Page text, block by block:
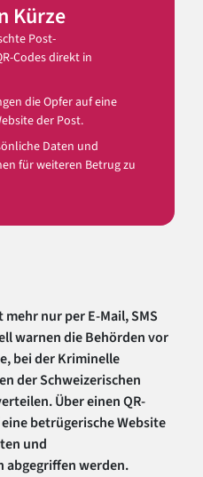
Kürze
Post-
Codes direkt in
die Opfer auf eine
der Post.
Daten und
für weiteren Betrug zu
nur per E-Mail, SMS
warnen die Behörden vor
bei der Kriminelle
der Schweizerischen
Über einen QR-
betrügerische Website
und
werden.